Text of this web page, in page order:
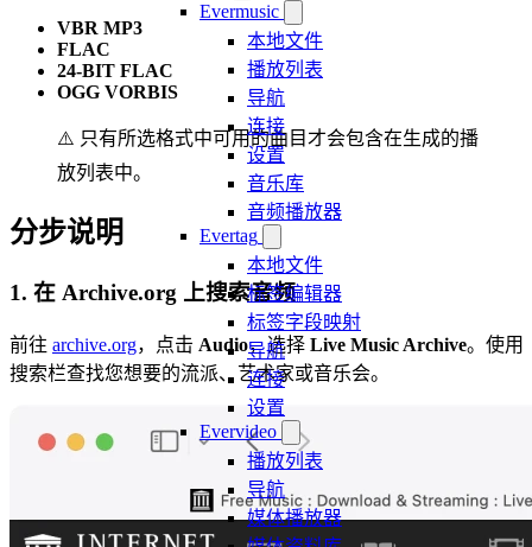
Evermusic
本地文件
播放列表
导航
连接
设置
音乐库
音频播放器
Evertag
本地文件
标签编辑器
标签字段映射
导航
连接
设置
Evervideo
播放列表
导航
媒体播放器
VBR MP3
FLAC
24-BIT FLAC
OGG VORBIS
⚠️ 只有所选格式中可用的曲目才会包含在生成的播
放列表中。
分步说明
1. 在 Archive.org 上搜索音频
前往 archive.org，点击 Audio，选择 Live Music Archive。使用
搜索栏查找您想要的流派、艺术家或音乐会。